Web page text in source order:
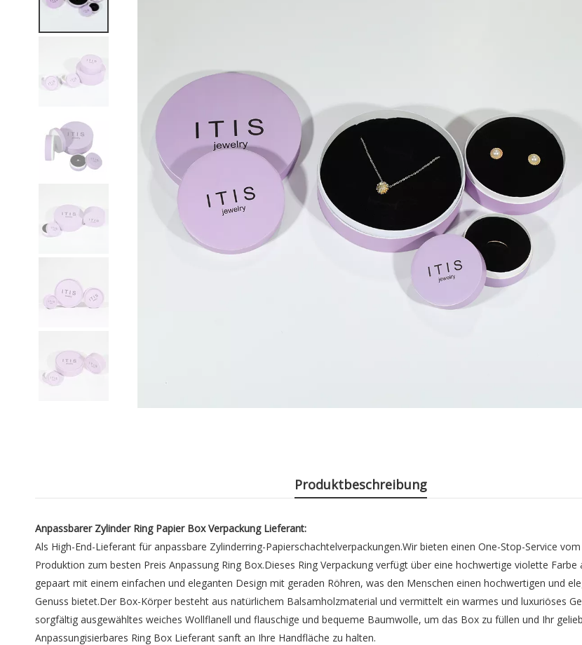
Produktbeschreibung
Anpassbarer Zylinder Ring Papier Box Verpackung Lieferant:
Als High-End-Lieferant für anpassbare Zylinderring-Papierschachtelverpackungen.Wir bieten einen One-Stop-Service
Produktion zum besten Preis Anpassung Ring Box.Dieses Ring Verpackung verfügt über eine hochwertige violette
gepaart mit einem einfachen und eleganten Design mit geraden Röhren, was den Menschen einen hochwertigen und
Genuss bietet.Der Box-Körper besteht aus natürlichem Balsamholzmaterial und vermittelt ein warmes und luxuriöses
sorgfältig ausgewähltes weiches Wollflanell und flauschige und bequeme Baumwolle, um das Box zu füllen und Ihr
Anpassungisierbares Ring Box Lieferant sanft an Ihre Handfläche zu halten.